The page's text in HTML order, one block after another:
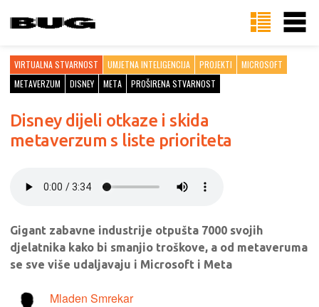
VIRTUALNA STVARNOST UMJETNA INTELIGENCIJA PROJEKTI
MICROSOFT
METAVERZUM
DISNEY META PROŠIRENA STVARNOST
Disney dijeli otkaze i skida
metaverzum s liste prioriteta
Gigant zabavne industrije otpušta 7000 svojih
djelatnika kako bi smanjio troškove, a od metaveruma
se sve više udaljavaju i Microsoft i Meta
Mladen Smrekar